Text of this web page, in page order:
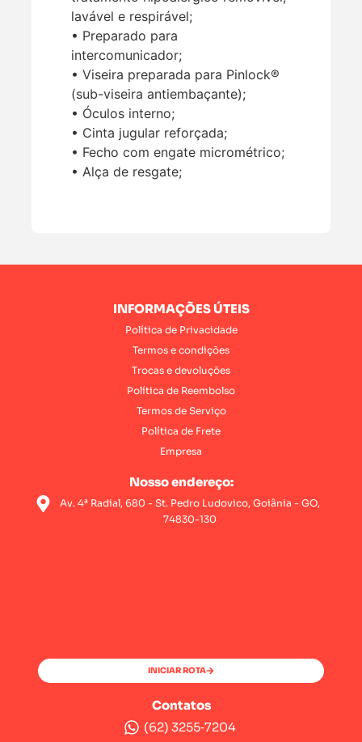
lavável e respirável;
• Preparado para
intercomunicador;
• Viseira preparada para Pinlock®
(sub-viseira antiembaçante);
• Óculos interno;
• Cinta jugular reforçada;
• Fecho com engate micrométrico;
• Alça de resgate;
INFORMAÇÕES ÚTEIS
Política de Privacidade
Termos e condições
Trocas e devoluções
Política de Reembolso
Termos de Serviço
Política de Frete
Empresa
Nosso endereço:
Av. 4ª Radial, 680 - St. Pedro Ludovico, Goiânia - GO,
74830-130
INICIAR ROTA
Contatos
(62) 3255‑7204‬